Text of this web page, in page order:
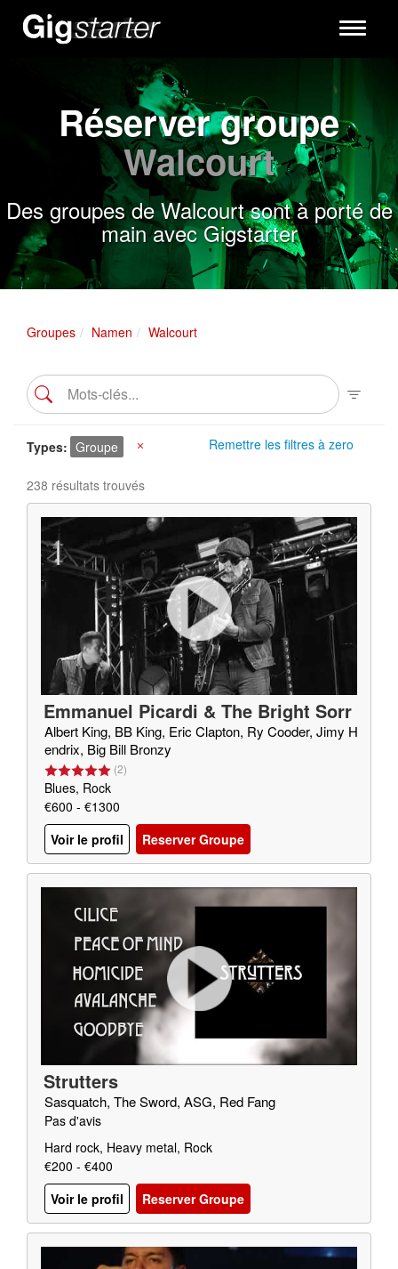
Toggle
Réserver groupe
Walcourt
Des groupes de Walcourt sont à porté de
main avec Gigstarter
Groupes Namen Walcourt
Remettre les filtres à zero
Types Groupe
238 résultats trouvés
Emmanuel Picardi & The Bright Sorr
ow
Albert King, BB King, Eric Clapton, Ry Cooder, Jimy H
endrix, Big Bill Bronzy
(2)
Blues, Rock
€600 - €1300
Voir le profil
Reserver Groupe
Strutters
Sasquatch, The Sword, ASG, Red Fang
Pas d'avis
Hard rock, Heavy metal, Rock
€200 - €400
Voir le profil
Reserver Groupe